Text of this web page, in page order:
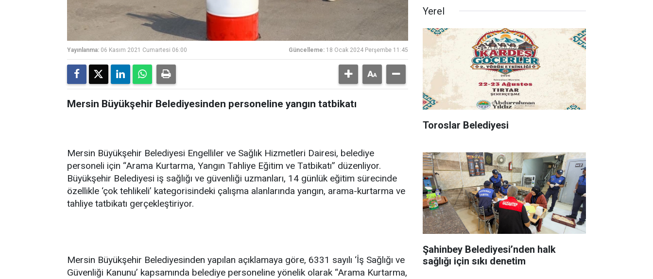
Yayınlanma: 06 Kasım 2021 Cumartesi 06:00 Güncelleme: 18 Ocak 2024 Perşembe 11:45
Mersin Büyükşehir Belediyesinden personeline yangın tatbikatı
Mersin Büyükşehir Belediyesi Engelliler ve Sağlık Hizmetleri Dairesi, belediye
personeli için “Arama Kurtarma, Yangın Tahliye Eğitim ve Tatbikatı” düzenliyor.
Büyükşehir Belediyesi iş sağlığı ve güvenliği uzmanları, 14 günlük eğitim sürecinde
özellikle ‘çok tehlikeli’ kategorisindeki çalışma alanlarında yangın, arama-kurtarma ve
tahliye tatbikatı gerçekleştiriyor.
Mersin Büyükşehir Belediyesinden yapılan açıklamaya göre, 6331 sayılı ‘İş Sağlığı ve
Güvenliği Kanunu’ kapsamında belediye personeline yönelik olarak “Arama Kurtarma,
Yerel
Toroslar Belediyesi
Şahinbey Belediyesi’nden halk
sağlığı için sıkı denetim